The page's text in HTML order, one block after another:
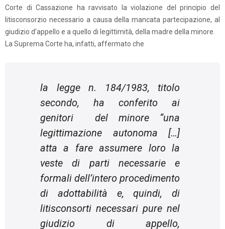
Corte di Cassazione ha ravvisato la violazione del principio del
litisconsorzio necessario a causa della mancata partecipazione, al
giudizio d’appello e a quello di legittimità, della madre della minore.
La Suprema Corte ha, infatti, affermato che
la legge n. 184/1983, titolo
secondo, ha conferito ai
genitori del minore “una
legittimazione autonoma […]
atta a fare assumere loro la
veste di parti necessarie e
formali dell’intero procedimento
di adottabilità e, quindi, di
litisconsorti necessari pure nel
giudizio di appello,